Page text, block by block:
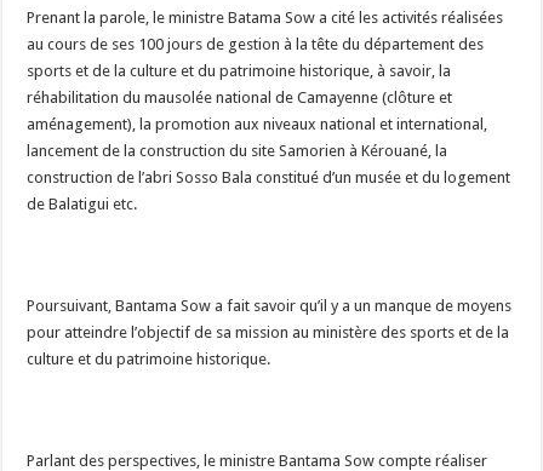
Prenant la parole, le ministre Batama Sow a cité les activités réalisées
au cours de ses 100 jours de gestion à la tête du département des
sports et de la culture et du patrimoine historique, à savoir, la
réhabilitation du mausolée national de Camayenne (clôture et
aménagement), la promotion aux niveaux national et international,
lancement de la construction du site Samorien à Kérouané, la
construction de l’abri Sosso Bala constitué d’un musée et du logement
de Balatigui etc.
Poursuivant, Bantama Sow a fait savoir qu’il y a un manque de moyens
pour atteindre l’objectif de sa mission au ministère des sports et de la
culture et du patrimoine historique.
Parlant des perspectives, le ministre Bantama Sow compte réaliser